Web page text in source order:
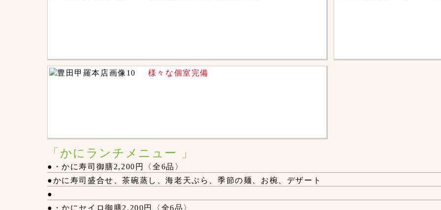
様々な個室完備
「かにランチメニュー 」
●・かに寿司御膳2,200円〈全6品〉
●かに寿司盛合せ、茶碗蒸し、海老天ぷら、季節の麺、お椀、デザート
●
●・かにセイロ御膳2,200円〈全6品〉